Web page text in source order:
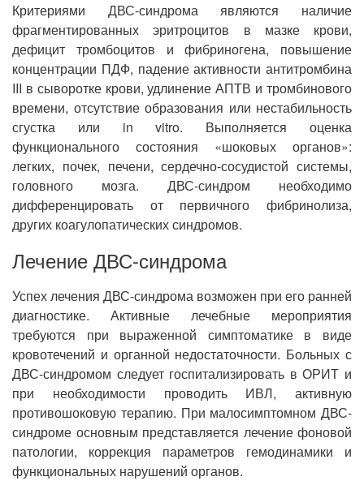
Критериями ДВС-синдрома являются наличие
фрагментированных эритроцитов в мазке крови,
дефицит тромбоцитов и фибриногена, повышение
концентрации ПДФ, падение активности антитромбина
III в сыворотке крови, удлинение АПТВ и тромбинового
времени, отсутствие образования или нестабильность
сгустка или in vitro. Выполняется оценка
функционального состояния «шоковых органов»:
легких, почек, печени, сердечно-сосудистой системы,
головного мозга. ДВС-синдром необходимо
дифференцировать от первичного фибринолиза,
других коагулопатических синдромов.
Лечение ДВС-синдрома
Успех лечения ДВС-синдрома возможен при его ранней
диагностике. Активные лечебные мероприятия
требуются при выраженной симптоматике в виде
кровотечений и органной недостаточности. Больных с
ДВС-синдромом следует госпитализировать в ОРИТ и
при необходимости проводить ИВЛ, активную
противошоковую терапию. При малосимптомном ДВС-
синдроме основным представляется лечение фоновой
патологии, коррекция параметров гемодинамики и
функциональных нарушений органов.